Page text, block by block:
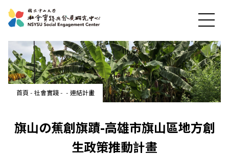
最新消息
關於中心
首頁 - 社會實踐 - - 連結計畫
旗山の蕉創旗蹟-高雄市旗山區地方創
生政策推動計畫